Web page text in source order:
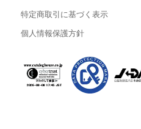
特定商取引に基づく表示
個人情報保護方針